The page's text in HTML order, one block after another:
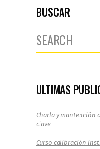
BUSCAR
Search
for:
ULTIMAS
Charla y mantención
clave
Curso calibración